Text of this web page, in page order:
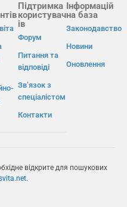
Підтримка
користувач
ів
Форум
Питання та
відповіді
Зв’язок з
спеціалістом
Контакти
Інформацій
на база
Законодавство
Новини
Оновлення
відкрите для пошукових
.